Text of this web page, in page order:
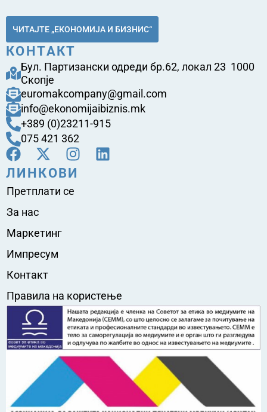
ЧИТАЈТЕ „ЕКОНОМИЈА И БИЗНИС“
КОНТАКТ
Бул. Партизански одреди бр.62, локал 23 1000
Скопје
euromakcompany@gmail.com
info@ekonomijaibiznis.mk
+389 (0)23211-915
075 421 362
ЛИНКОВИ
Претплати се
За нас
Маркетинг
Импресум
Контакт
Правила на користење